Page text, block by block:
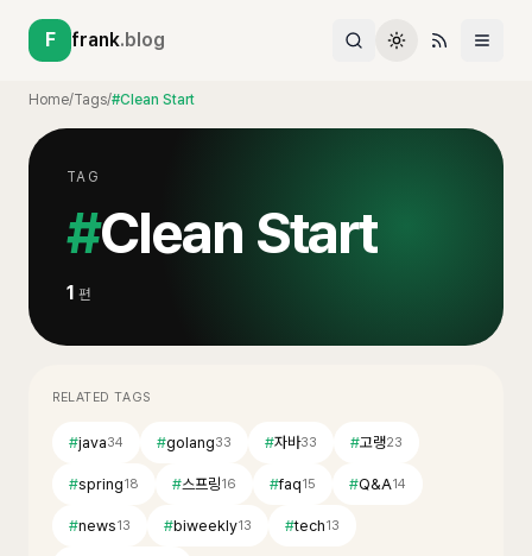
F frank.blog
Home/Tags/#Clean Start
TAG
#Clean Start
1 편
RELATED TAGS
#java34 #golang33 #자바33 #고랭23
#spring18 #스프링16 #faq15 #Q&A14
#news13 #biweekly13 #tech13